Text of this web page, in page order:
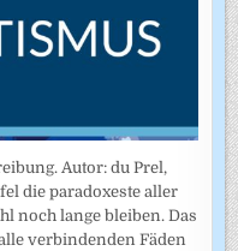
Autor: du Prel,
die paradoxeste aller
noch lange bleiben. Das
verbindenden Fäden